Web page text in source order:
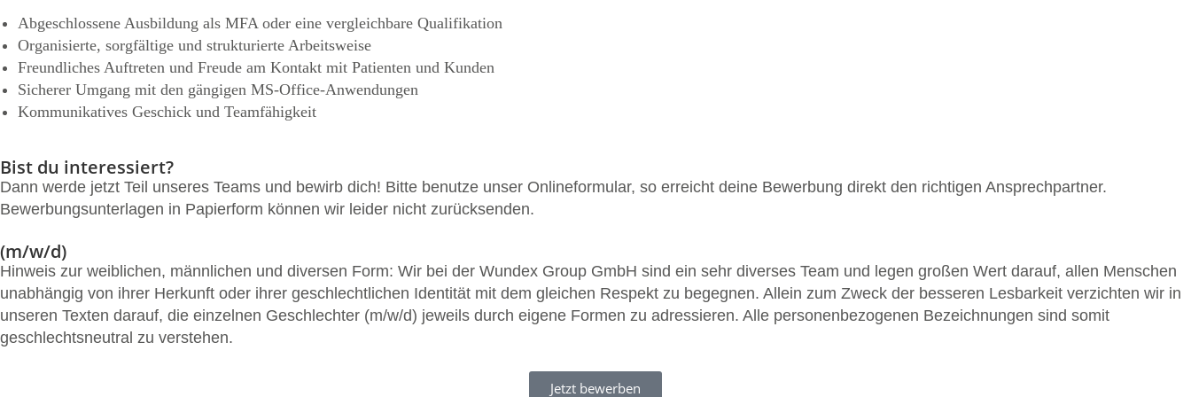
Abgeschlossene Ausbildung als MFA oder eine vergleichbare Qualifikation
Organisierte, sorgfältige und strukturierte Arbeitsweise
Freundliches Auftreten und Freude am Kontakt mit Patienten und Kunden
Sicherer Umgang mit den gängigen MS-Office-Anwendungen
Kommunikatives Geschick und Teamfähigkeit
Bist du interessiert?
Dann werde jetzt Teil unseres Teams und bewirb dich! Bitte benutze unser Onlineformular, so erreicht deine Bewerbung direkt den richtigen Ansprechpartner.
Bewerbungsunterlagen in Papierform können wir leider nicht zurücksenden.
(m/w/d)
Hinweis zur weiblichen, männlichen und diversen Form: Wir bei der Wundex Group GmbH sind ein sehr diverses Team und legen großen Wert darauf, allen Menschen
unabhängig von ihrer Herkunft oder ihrer geschlechtlichen Identität mit dem gleichen Respekt zu begegnen. Allein zum Zweck der besseren Lesbarkeit verzichten wir in
unseren Texten darauf, die einzelnen Geschlechter (m/w/d) jeweils durch eigene Formen zu adressieren. Alle personenbezogenen Bezeichnungen sind somit
geschlechtsneutral zu verstehen.
Jetzt bewerben